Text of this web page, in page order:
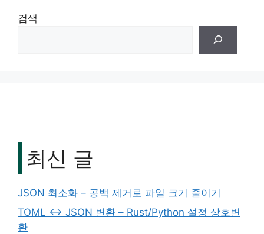
검색
최신 글
JSON 최소화 – 공백 제거로 파일 크기 줄이기
TOML ↔ JSON 변환 – Rust/Python 설정 상호변
환